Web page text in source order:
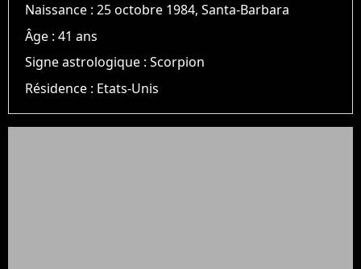
Naissance :25 octobre 1984, Santa-Barbara
Âge :41 ans
Signe astrologique :Scorpion
Résidence : Etats-Unis